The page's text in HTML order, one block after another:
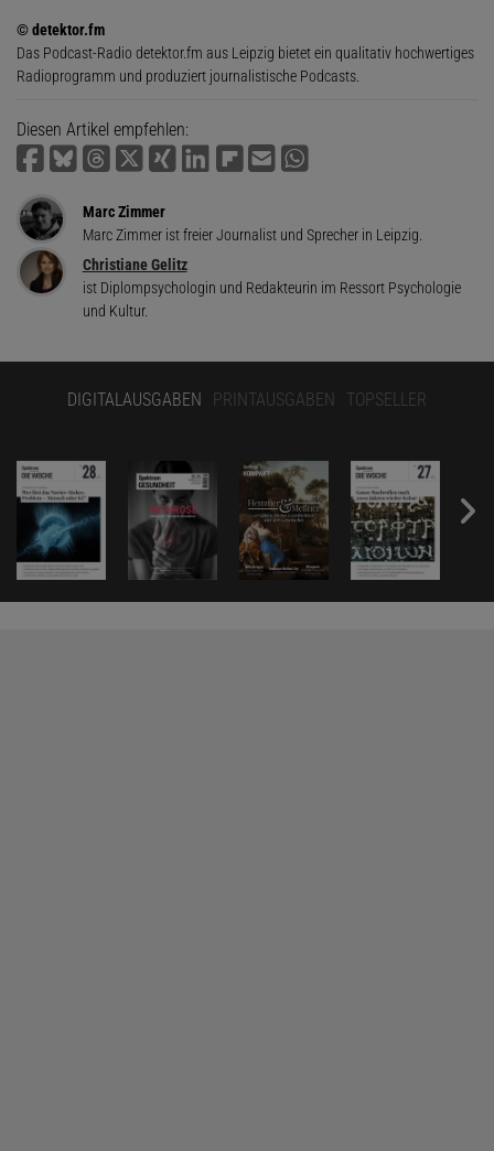
© detektor.fm
Das Podcast-Radio detektor.fm aus Leipzig bietet ein qualitativ hochwertiges
Radioprogramm und produziert journalistische Podcasts.
Diesen Artikel empfehlen:
Marc Zimmer
Marc Zimmer ist freier Journalist und Sprecher in Leipzig.
Christiane Gelitz
ist Diplompsychologin und Redakteurin im Ressort Psychologie
und Kultur.
DIGITALAUSGABEN PRINTAUSGABEN TOPSELLER